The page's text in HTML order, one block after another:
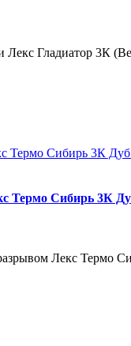
Лекс Гладиатор 3К
Термо Сибирь 3К
Лекс Термо